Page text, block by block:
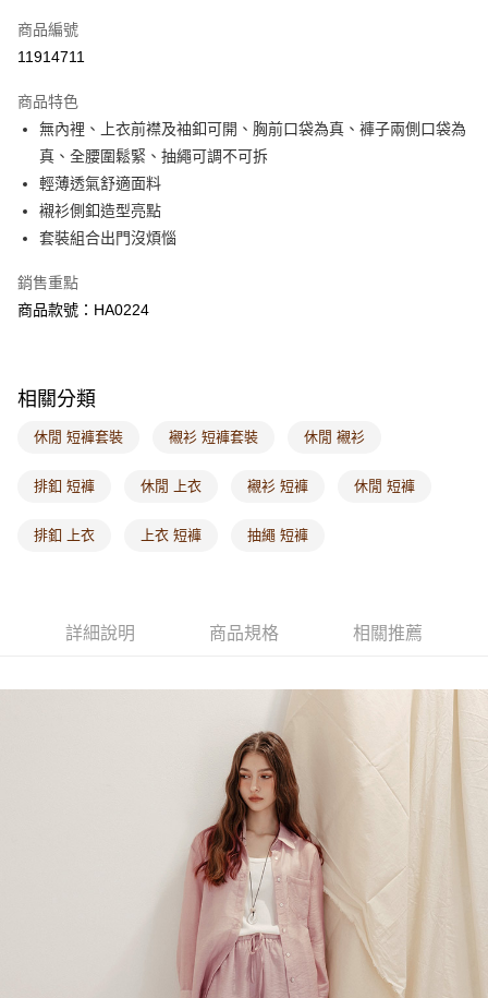
萊爾富取貨付款
付款後萊爾富取貨
每筆NT$60，滿NT$1,000(含以上)免運費
7-11取貨付款
每筆NT$60，滿NT$1,000(含以上)免運費
每筆NT$60，滿NT$1,000(含以上)免運費
付款後門市自取
每筆NT$60，滿NT$1,000(含以上)免運費
商品編號
11914711
商品特色
無內裡、上衣前襟及袖釦可開、胸前口袋為真、褲子兩側口袋為
真、全腰圍鬆緊、抽繩可調不可拆
輕薄透氣舒適面料
襯衫側釦造型亮點
套裝組合出門沒煩惱
銷售重點
商品款號：HA0224
相關分類
休閒 短褲套裝 襯衫 短褲套裝 休閒 襯衫
排釦 短褲 休閒 上衣 襯衫 短褲 休閒 短褲
排釦 上衣 上衣 短褲 抽繩 短褲
詳細說明 商品規格 相關推薦